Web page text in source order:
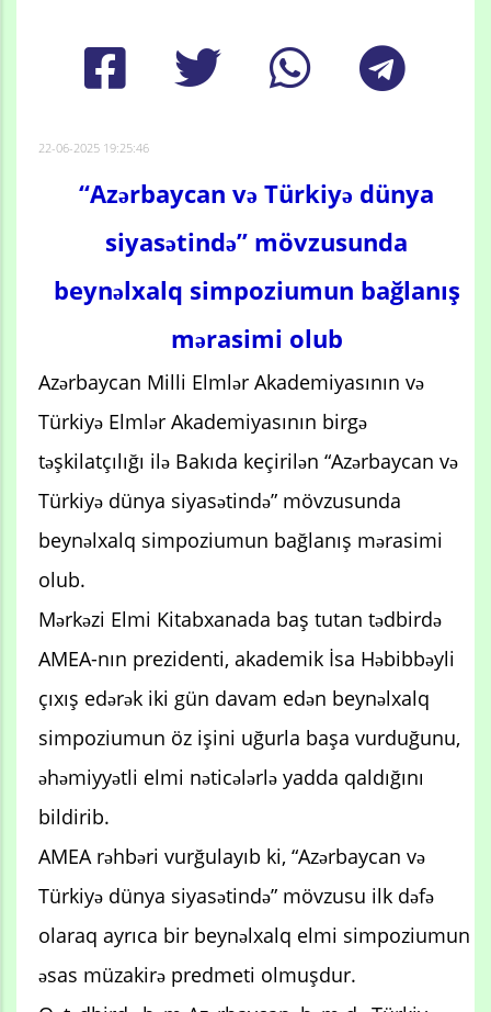
22-06-2025 19:25:46
“Azərbaycan və Türkiyə dünya
siyasətində” mövzusunda
beynəlxalq simpoziumun bağlanış
mərasimi olub
Azərbaycan Milli Elmlər Akademiyasının və
Türkiyə Elmlər Akademiyasının birgə
təşkilatçılığı ilə Bakıda keçirilən “Azərbaycan və
Türkiyə dünya siyasətində” mövzusunda
beynəlxalq simpoziumun bağlanış mərasimi
olub.
Mərkəzi Elmi Kitabxanada baş tutan tədbirdə
AMEA-nın prezidenti, akademik İsa Həbibbəyli
çıxış edərək iki gün davam edən beynəlxalq
simpoziumun öz işini uğurla başa vurduğunu,
əhəmiyyətli elmi nəticələrlə yadda qaldığını
bildirib.
AMEA rəhbəri vurğulayıb ki, “Azərbaycan və
Türkiyə dünya siyasətində” mövzusu ilk dəfə
olaraq ayrıca bir beynəlxalq elmi simpoziumun
əsas müzakirə predmeti olmuşdur.